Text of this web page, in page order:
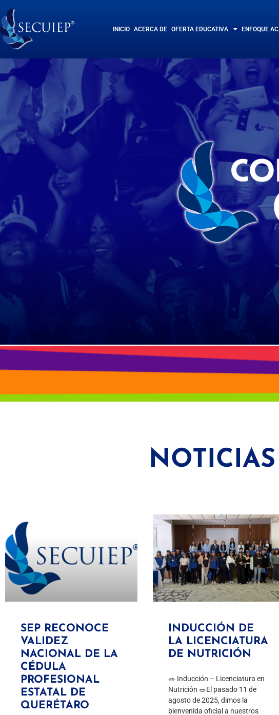
INICIO ACERCA DE OFERTA EDUCATIVA ENFOQUE
SEP RECONOCE
VALIDEZ
NACIONAL DE LA
CÉDULA
PROFESIONAL
ESTATAL DE
QUERÉTARO
INDUCCIÓN DE
LA LICENCIATURA
DE NUTRICIÓN
🥗 Inducción – Licenciatura en
Nutrición 🥗El pasado 11 de
agosto de 2025, dimos la
bienvenida oficial a nuestros